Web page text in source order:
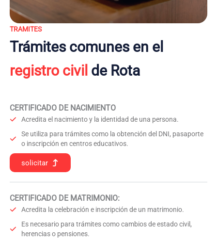
TRAMITES
Trámites comunes en el
registro civil de Rota
CERTIFICADO DE NACIMIENTO
Acredita el nacimiento y la identidad de una persona.
Se utiliza para trámites como la obtención del DNI, pasaporte
o inscripción en centros educativos.
solicitar
CERTIFICADO DE MATRIMONIO:
Acredita la celebración e inscripción de un matrimonio.
Es necesario para trámites como cambios de estado civil,
herencias o pensiones.